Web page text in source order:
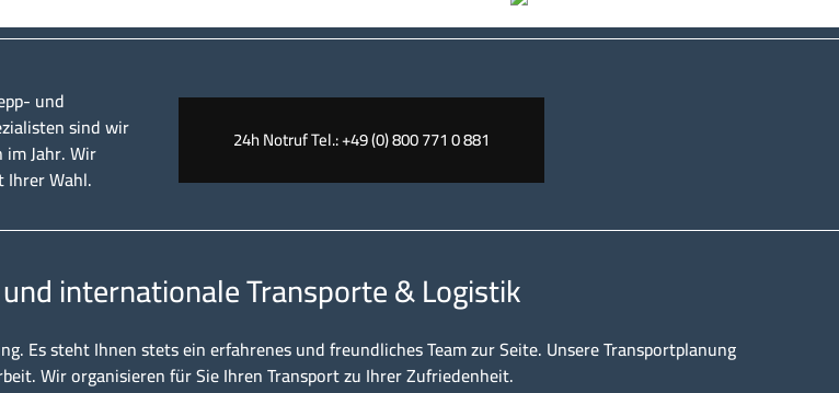
und
sind wir
Jahr. Wir
Wahl.
24h Notruf Tel.: +49 (0) 800 771 0 881
internationale Transporte & Logistik
Es steht Ihnen stets ein erfahrenes und freundliches Team zur Seite. Unsere Transportplanung
Wir organisieren für Sie Ihren Transport zu Ihrer Zufriedenheit.